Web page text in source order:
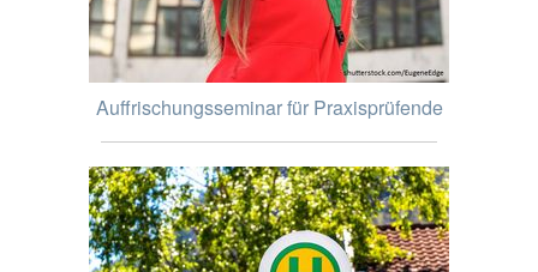
Auffrischungsseminar für Praxisprüfende